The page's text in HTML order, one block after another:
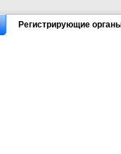
Регистрирующие